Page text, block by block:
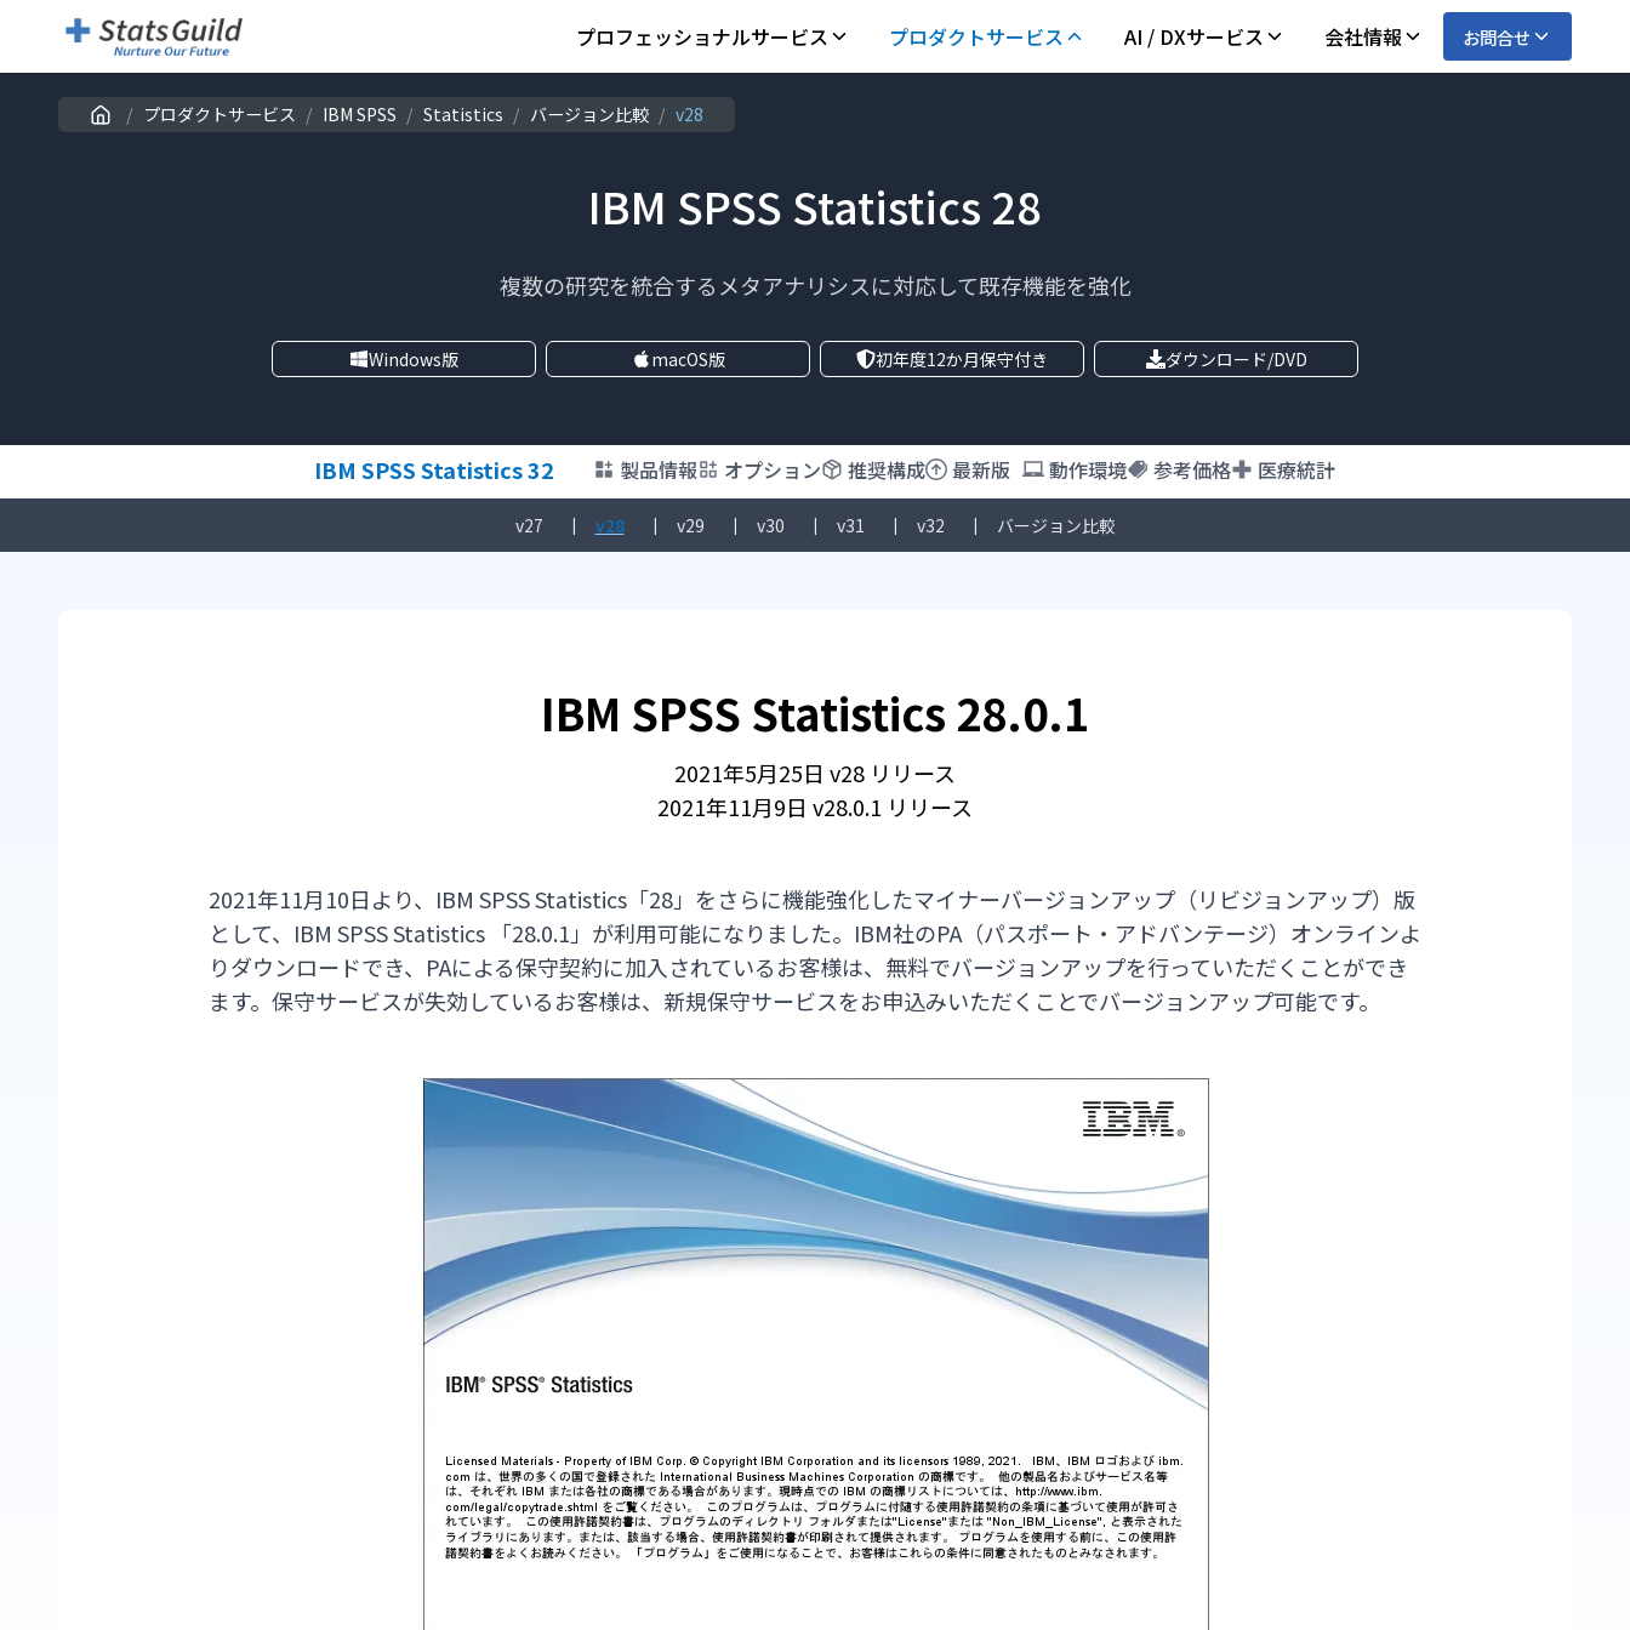
プロフェッショナルサービス プロダクトサービス AI / DXサービス 会社情報 お問合せ
/ プロダクトサービス / IBM SPSS / Statistics / バージョン比較 / v28
IBM SPSS Statistics 28
複数の研究を統合するメタアナリシスに対応して既存機能を強化
Windows版 macOS版 初年度12か月保守付き ダウンロード/DVD
IBM SPSS Statistics 32 製品情報 オプション 推奨構成 最新版 動作環境 参考価格 医療統計
v27 | v28 | v29 | v30 | v31 | v32 | バージョン比較
IBM SPSS Statistics 28.0.1
2021年5月25日 v28 リリース
2021年11月9日 v28.0.1 リリース
2021年11月10日より、IBM SPSS Statistics「28」をさらに機能強化したマイナーバージョンアップ（リビジョンアップ）版
として、IBM SPSS Statistics 「28.0.1」が利用可能になりました。IBM社のPA（パスポート・アドバンテージ）オンラインよ
りダウンロードでき、PAによる保守契約に加入されているお客様は、無料でバージョンアップを行っていただくことができ
ます。保守サービスが失効しているお客様は、新規保守サービスをお申込みいただくことでバージョンアップ可能です。